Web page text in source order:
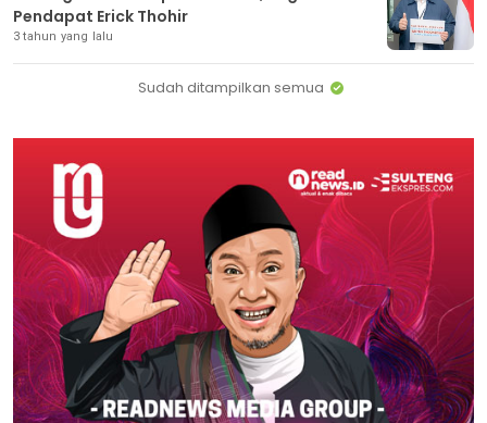
Pendapat Erick Thohir
3 tahun yang lalu
Sudah ditampilkan semua